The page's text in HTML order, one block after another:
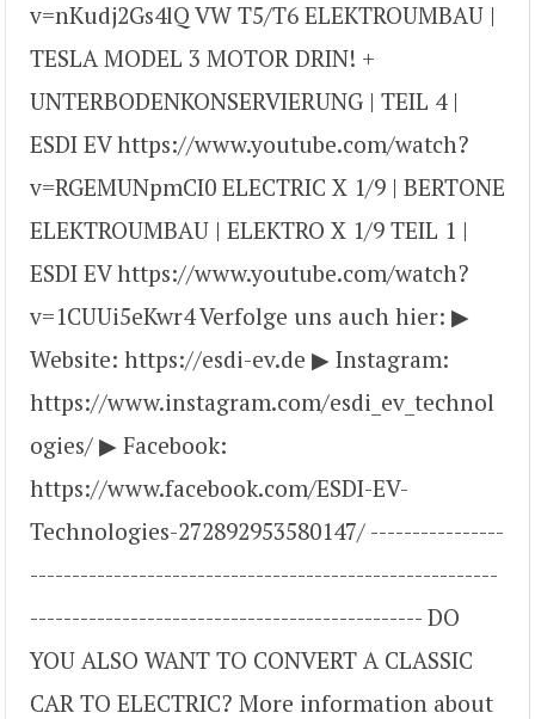
v=nKudj2Gs4lQ VW T5/T6 ELEKTROUMBAU |
TESLA MODEL 3 MOTOR DRIN! +
UNTERBODENKONSERVIERUNG | TEIL 4 |
ESDI EV https://www.youtube.com/watch?
v=RGEMUNpmCI0 ELECTRIC X 1/9 | BERTONE
ELEKTROUMBAU | ELEKTRO X 1/9 TEIL 1 |
ESDI EV https://www.youtube.com/watch?
v=1CUUi5eKwr4 Verfolge uns auch hier: ▶
Website: https://esdi-ev.de ▶ Instagram:
https://www.instagram.com/esdi_ev_technol
ogies/ ▶ Facebook:
https://www.facebook.com/ESDI-EV-
Technologies-272892953580147/ ----------------
--------------------------------------------------------
----------------------------------------------- DO
YOU ALSO WANT TO CONVERT A CLASSIC
CAR TO ELECTRIC? More information about